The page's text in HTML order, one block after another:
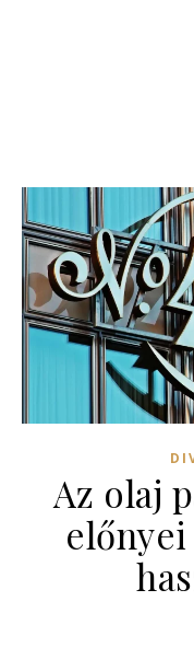
Az olaj